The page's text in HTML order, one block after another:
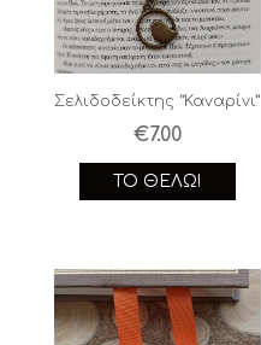
Σελιδοδείκτης “Καναρίνι”
€7.00
ΤΟ ΘΈΛΩ!